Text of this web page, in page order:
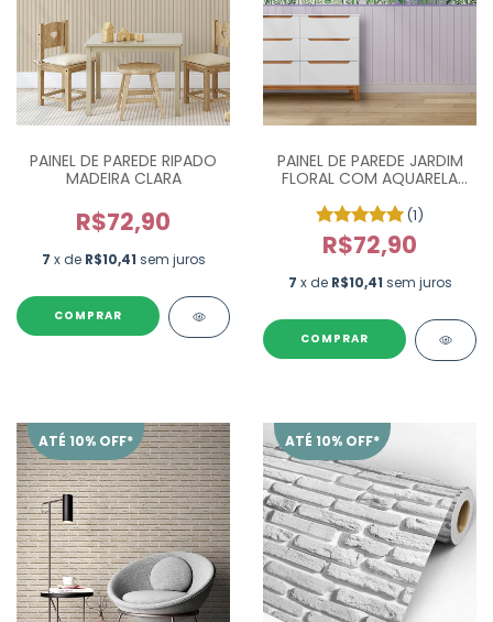
PAINEL DE PAREDE RIPADO
MADEIRA CLARA
R$72,90
7 x de R$10,41 sem juros
PAINEL DE PAREDE JARDIM
FLORAL COM AQUARELA
(1)
R$72,90
7 x de R$10,41 sem juros
ATÉ 10% OFF* ATÉ 10% OFF*